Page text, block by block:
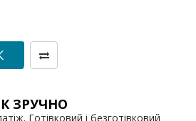
ЗРУЧНО
Готівковий і безготівковий